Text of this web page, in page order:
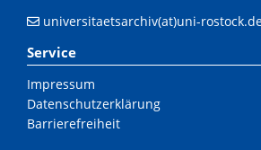
universitaetsarchiv(at)uni-
Service
Impressum
Datenschutzerklärung
Barrierefreiheit